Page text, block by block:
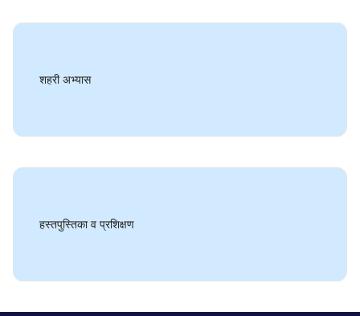
शहरी अभ्यास
हस्तपुस्तिका व प्रशिक्षण